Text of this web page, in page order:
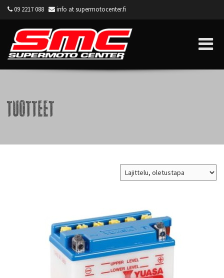
09 2217 088 info at supermotocenter.fi
Tuotteet